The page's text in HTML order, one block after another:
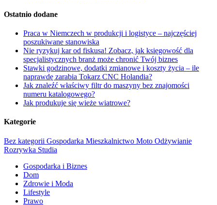
Ostatnio dodane
Praca w Niemczech w produkcji i logistyce – najczęściej
poszukiwane stanowiska
Nie ryzykuj kar od fiskusa! Zobacz, jak księgowość dla
specjalistycznych branż może chronić Twój biznes
Stawki godzinowe, dodatki zmianowe i koszty życia – ile
naprawdę zarabia Tokarz CNC Holandia?
Jak znaleźć właściwy filtr do maszyny bez znajomości
numeru katalogowego?
Jak produkuje się wieże wiatrowe?
Kategorie
Bez kategorii Gospodarka Mieszkalnictwo Moto Odżywianie
Rozrywka Studia
Gospodarka i Biznes
Dom
Zdrowie i Moda
Lifestyle
Prawo